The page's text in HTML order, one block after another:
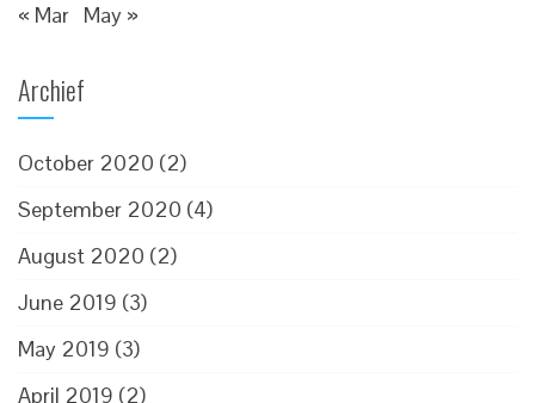
« Mar May »
Archief
October 2020 (2)
September 2020 (4)
August 2020 (2)
June 2019 (3)
May 2019 (3)
April 2019 (2)